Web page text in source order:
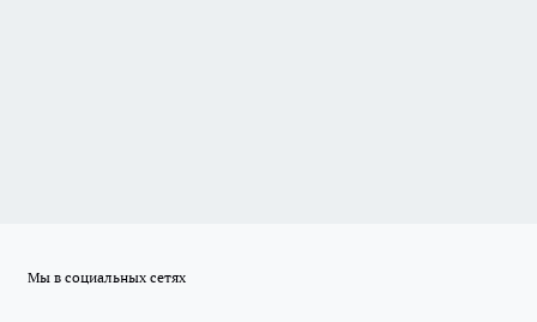
Мы в социальных сетях